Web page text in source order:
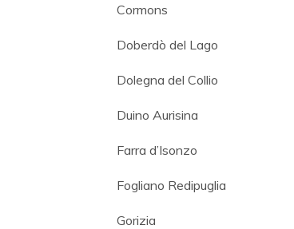
Cormons
Doberdò del Lago
Dolegna del Collio
Duino Aurisina
Farra d’Isonzo
Fogliano Redipuglia
Gorizia